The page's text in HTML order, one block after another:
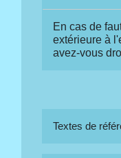
En cas de
extérieure à
avez-vous
Textes de